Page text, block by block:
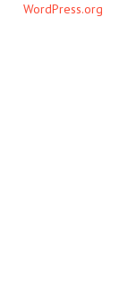
WordPress.org